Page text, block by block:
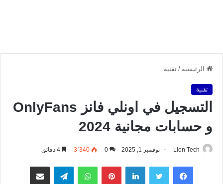
الرئيسية / تقنية
تقنية
التسجيل في اونلي فانز OnlyFans
و حسابات مجانية 2024
Lion Tech نوفمبر 1, 2025 0 3٬340
فيسبوك تويتر لينكدإن بينتيريستواتساب تيلقرام مشاركة عبر البريد